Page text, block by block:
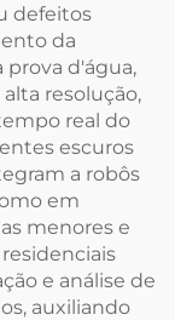
defeitos
da
prova d'água,
resolução,
real do
escuros
a robôs
em
menores e
e análise de
auxiliando